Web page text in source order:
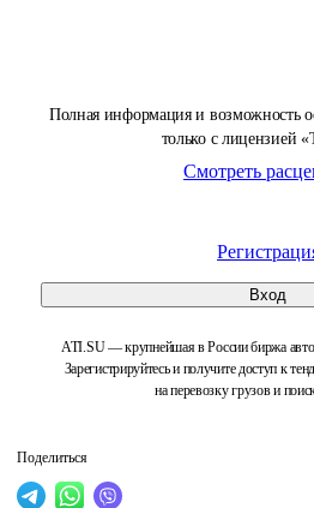
Полная информация и возможность
только с лицензией
Смотреть
Вход
ATI.SU — крупнейшая в России биржа
Зарегистрируйтесь и получите доступ к
на перевозку грузов и
Поделиться